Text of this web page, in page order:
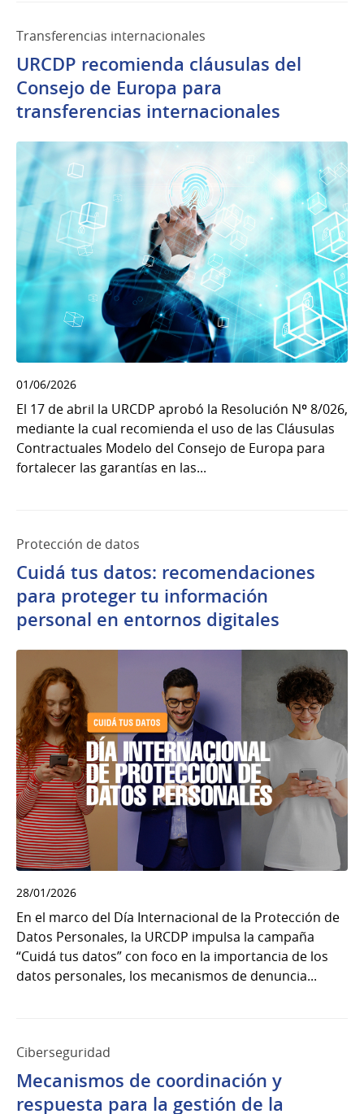
Transferencias internacionales
URCDP recomienda cláusulas del
Consejo de Europa para
transferencias internacionales
01/06/2026
El 17 de abril la URCDP aprobó la Resolución Nº 8/026,
mediante la cual recomienda el uso de las Cláusulas
Contractuales Modelo del Consejo de Europa para
fortalecer las garantías en las...
Protección de datos
Cuidá tus datos: recomendaciones
para proteger tu información
personal en entornos digitales
28/01/2026
En el marco del Día Internacional de la Protección de
Datos Personales, la URCDP impulsa la campaña
“Cuidá tus datos” con foco en la importancia de los
datos personales, los mecanismos de denuncia...
Ciberseguridad
Mecanismos de coordinación y
respuesta para la gestión de la